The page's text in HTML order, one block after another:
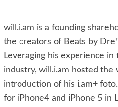
will.i.am is a founding
the creators of Beats by
Leveraging his experience
industry, will.i.am hosted the
introduction of his i.am+
for iPhone4 and iPhone 5 in